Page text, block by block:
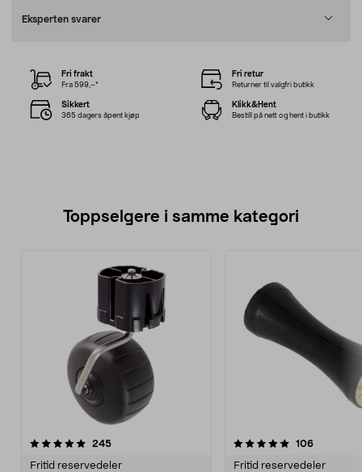
Eksperten svarer
Fri frakt
Fra 599,–*
Fri retur
Returner til valgfri butikk
Sikkert
365 dagers åpent kjøp
Klikk&Hent
Bestill på nett og hent i butikk
Toppselgere i samme kategori
245anmeldelser
Fritid reservedeler
5.0 av 5 stjerner 106
Fritid reservedeler
4.5 av 5 stjerner